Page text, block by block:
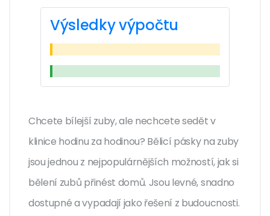
Výsledky výpočtu
Chcete bílejší zuby, ale nechcete sedět v
klinice hodinu za hodinou? Bělicí pásky na zuby
jsou jednou z nejpopulárnějších možností, jak si
bělení zubů přinést domů. Jsou levné, snadno
dostupné a vypadají jako řešení z budoucnosti.